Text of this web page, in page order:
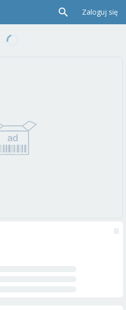
Zaloguj się